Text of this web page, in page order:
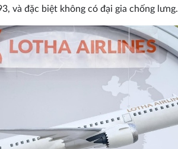
và đặc biệt không có đại gia chống lưng.